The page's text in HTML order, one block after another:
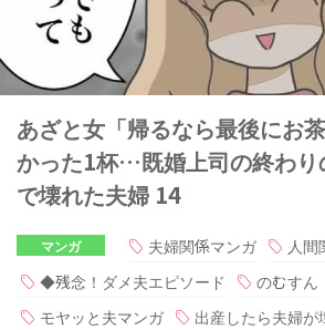
あざと女「帰るなら最後にお
かった1杯…既婚上司の終わり
で壊れた夫婦 14
マンガ 夫婦関係マンガ
人
◆残念！ダメ夫エピソード
のむすん
モヤッと夫マンガ
出産したら夫婦が